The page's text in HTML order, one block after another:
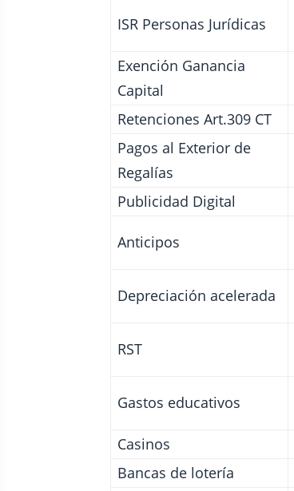
ISR Personas Jurídicas
Exención Ganancia
Capital
Retenciones Art.309 CT
Pagos al Exterior de
Regalías
Publicidad Digital
Anticipos
Depreciación acelerada
RST
Gastos educativos
Casinos
Bancas de lotería